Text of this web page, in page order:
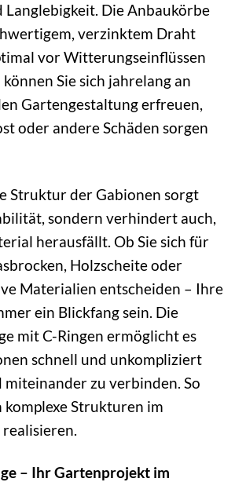
Die Anbaukörbe
verzinktem Draht
vor Witterungseinflüssen
Sie sich jahrelang an
Gartengestaltung erfreuen,
oder andere Schäden sorgen
Struktur der Gabionen sorgt
sondern verhindert auch,
herausfällt. Ob Sie sich für
Holzscheite oder
Materialien entscheiden – Ihre
ein Blickfang sein. Die
mit C-Ringen ermöglicht es
schnell und unkompliziert
miteinander zu verbinden. So
komplexe Strukturen im
– Ihr Gartenprojekt im